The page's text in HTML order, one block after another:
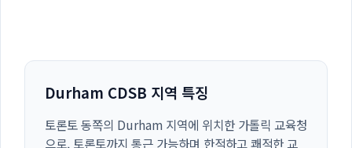
Durham CDSB 지역 특징
토론토 동쪽의 Durham 지역에 위치한 가톨릭 교육청
으로, 토론토까지 통근 가능하며 한적하고 쾌적한 교